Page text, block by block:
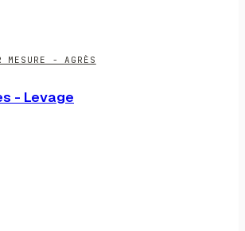
MESURE - AGRÈS
- Levage